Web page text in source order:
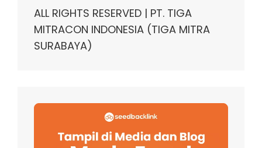
ALL RIGHTS RESERVED | PT. TIGA
MITRACON INDONESIA (TIGA MITRA
SURABAYA)